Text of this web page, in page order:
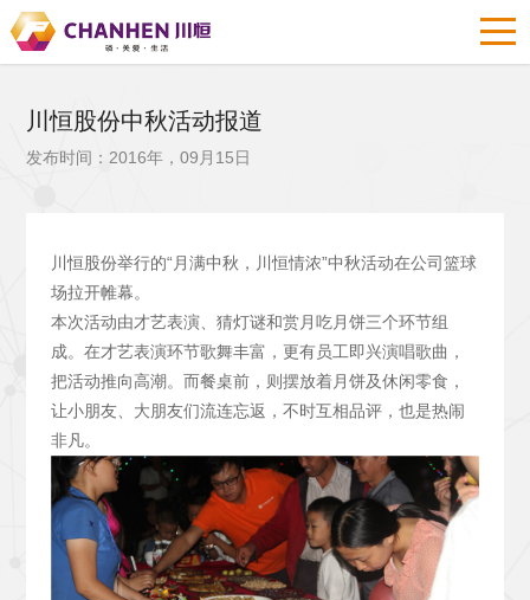
川恒股份中秋活动报道
发布时间：2016年，09月15日
川恒股份举行的“月满中秋，川恒情浓”中秋活动在公司篮球
场拉开帷幕。
本次活动由才艺表演、猜灯谜和赏月吃月饼三个环节组
成。在才艺表演环节歌舞丰富，更有员工即兴演唱歌曲，
把活动推向高潮。而餐桌前，则摆放着月饼及休闲零食，
让小朋友、大朋友们流连忘返，不时互相品评，也是热闹
非凡。